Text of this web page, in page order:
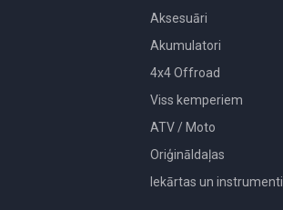
Aksesuāri
Akumulatori
4x4 Offroad
Viss kemperiem
ATV / Moto
Oriģināldaļas
Iekārtas un instrumenti